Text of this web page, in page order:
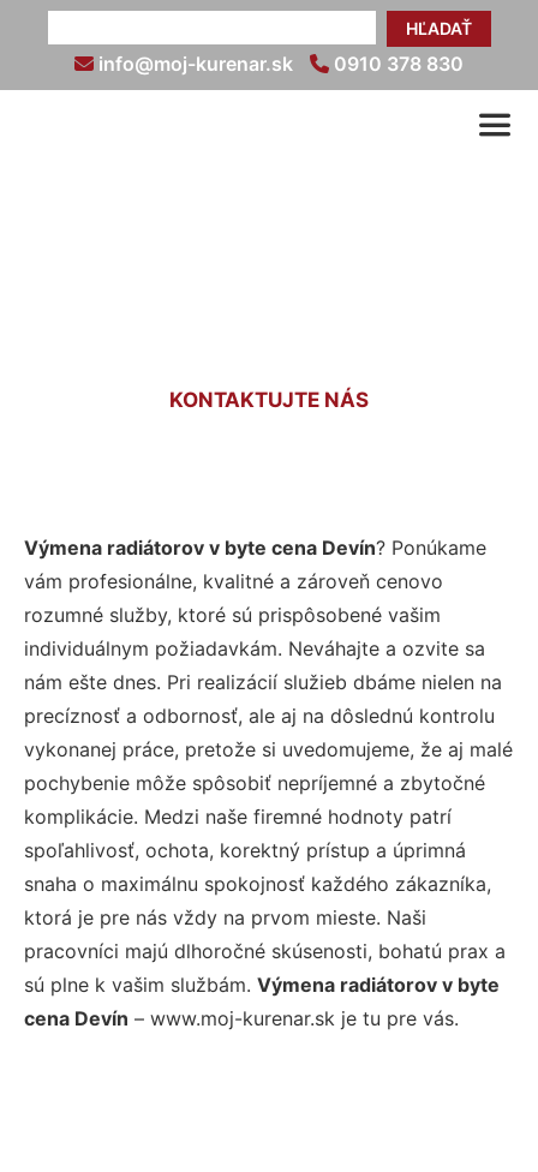
HĽADAŤ
info@moj-kurenar.sk 0910 378 830
KONTAKTUJTE NÁS
Výmena radiátorov v byte cena Devín? Ponúkame
vám profesionálne, kvalitné a zároveň cenovo
rozumné služby, ktoré sú prispôsobené vašim
individuálnym požiadavkám. Neváhajte a ozvite sa
nám ešte dnes. Pri realizácií služieb dbáme nielen na
precíznosť a odbornosť, ale aj na dôslednú kontrolu
vykonanej práce, pretože si uvedomujeme, že aj malé
pochybenie môže spôsobiť nepríjemné a zbytočné
komplikácie. Medzi naše firemné hodnoty patrí
spoľahlivosť, ochota, korektný prístup a úprimná
snaha o maximálnu spokojnosť každého zákazníka,
ktorá je pre nás vždy na prvom mieste. Naši
pracovníci majú dlhoročné skúsenosti, bohatú prax a
sú plne k vašim službám. Výmena radiátorov v byte
cena Devín – www.moj-kurenar.sk je tu pre vás.